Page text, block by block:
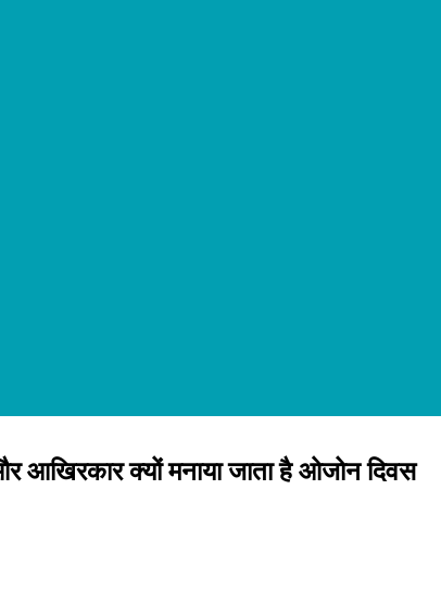
आखिरकार क्यों मनाया जाता है ओजोन दिवस